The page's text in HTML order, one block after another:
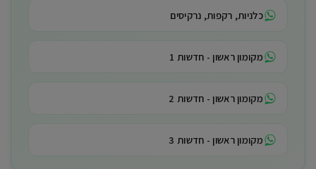
כלניות, רקפות, נרקיסים
מקומון ראשון - חדשות 1
מקומון ראשון - חדשות 2
מקומון ראשון - חדשות 3